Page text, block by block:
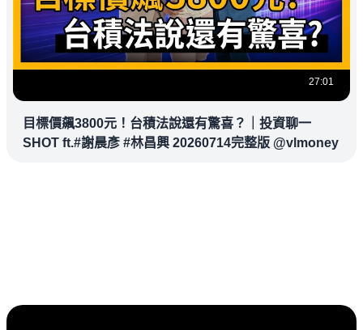
27:01
目標價飆3800元！台積法說還有驚喜？｜投資聊一
SHOT ft.#謝晨彥 #林昌興 20260714完整版 @vlmoney